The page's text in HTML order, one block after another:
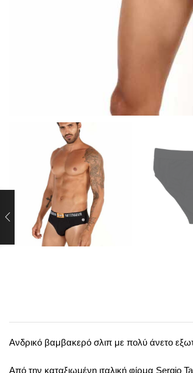
Ανδρικό βαμβακερό σλιπ με πολύ άνετο
Aπό την καταξιωμένη ιταλική φίρμα Sergio